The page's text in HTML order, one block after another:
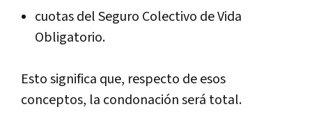
cuotas del Seguro Colectivo de Vida
Obligatorio.
Esto significa que, respecto de esos
conceptos, la condonación será total.